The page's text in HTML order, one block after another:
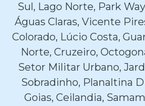
Sul, Lago Norte, Park
Águas Claras, Vicente
Colorado, Lúcio Costa,
Norte, Cruzeiro,
Setor Militar Urbano,
Sobradinho, Planaltina
Goias, Ceilandia,